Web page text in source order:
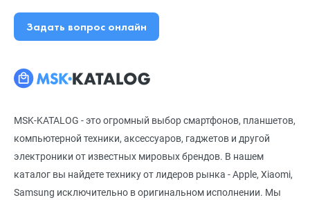
MSK-KATALOG - это огромный выбор смартфонов, планшетов,
компьютерной техники, аксессуаров, гаджетов и другой
электроники от известных мировых брендов. В нашем
каталог вы найдете технику от лидеров рынка - Apple, Xiaomi,
Samsung исключительно в оригинальном исполнении. Мы
Задать вопрос онлайн